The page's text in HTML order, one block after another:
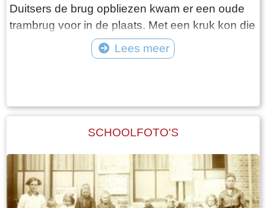
Duitsers de brug opbliezen kwam er een oude
trambrug voor in de plaats. Met een kruk kon die
worden opengedraaid. In 1975 werd de huidige
Hellingbrug met elektrische bediening
samenkomst voor de gepensioneerden, die er
Lees meer
SCHOOLFOTO'S